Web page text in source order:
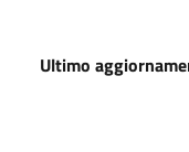
Ultimo